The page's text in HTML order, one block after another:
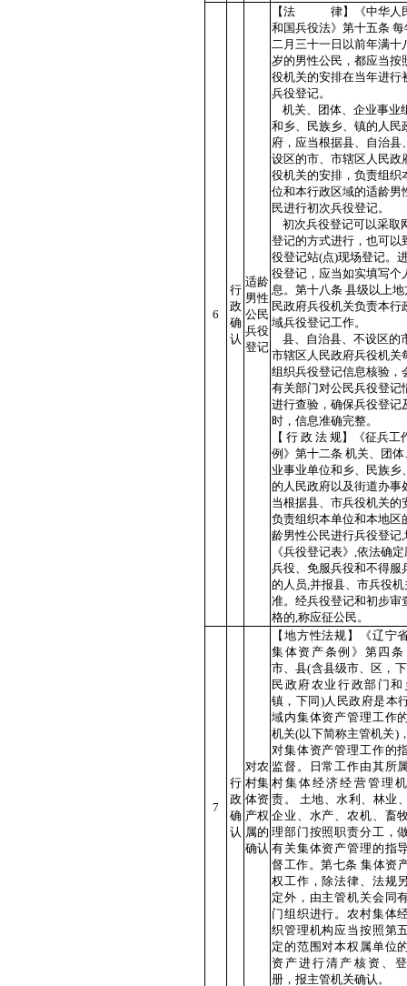
6
行
政
确
认
适龄
男性
公民
兵役
登记
【法 律】《中华人
和国兵役法》第十五条 每
二月三十一日以前年满十
岁的男性公民，都应当按
役机关的安排在当年进行
兵役登记。
机关、团体、企业事业
和乡、民族乡、镇的人民
府，应当根据县、自治县
设区的市、市辖区人民政
役机关的安排，负责组织
位和本行政区域的适龄男
民进行初次兵役登记。
初次兵役登记可以采取
登记的方式进行，也可以
役登记站(点)现场登记。
役登记，应当如实填写个
息。第十八条 县级以上地
民政府兵役机关负责本行
域兵役登记工作。
县、自治县、不设区的
市辖区人民政府兵役机关
组织兵役登记信息核验，
有关部门对公民兵役登记
进行查验，确保兵役登记
时，信息准确完整。
【 行 政 法 规】《征兵工
例》第十二条 机关、团体
业事业单位和乡、民族乡
的人民政府以及街道办事
当根据县、市兵役机关的
负责组织本单位和本地区
龄男性公民进行兵役登记,
《兵役登记表》,依法确
兵役、免服兵役和不得服
的人员,并报县、市兵役机
准。经兵役登记和初步审
格的,称应征公民。
7
行
政
确
认
对农
村集
体资
产权
属的
确认
【地方性法规】《辽宁
集体资产条例》第四条
市、县(含县级市、区，
民政府农业行政部门和
镇，下同)人民政府是本
域内集体资产管理工作
机关(以下简称主管机关)
对集体资产管理工作的
监督。日常工作由其所
村集体经济经营管理
责。 土地、水利、林业
企业、水产、农机、畜
理部门按照职责分工，
有关集体资产管理的指
督工作。第七条 集体资
权工作，除法律、法规
定外，由主管机关会同
门组织进行。农村集体
织管理机构应当按照第
定的范围对本权属单位
资产进行清产核资、
册，报主管机关确认。